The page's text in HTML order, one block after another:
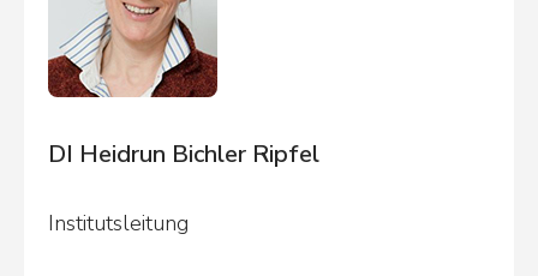
DI Heidrun Bichler Ripfel
Institutsleitung